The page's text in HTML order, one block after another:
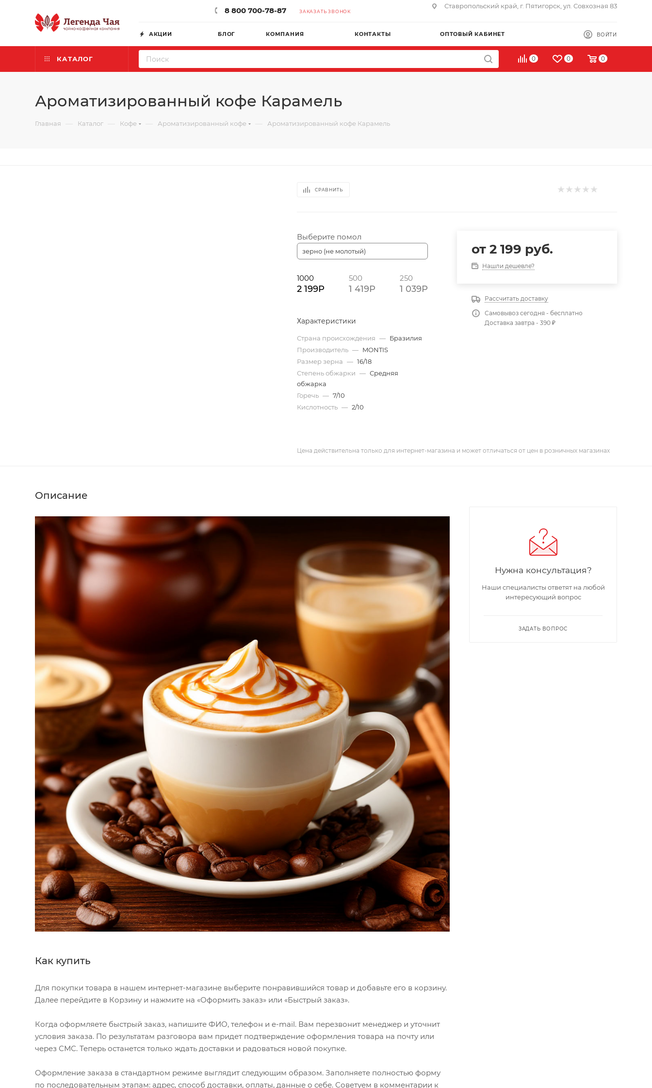
8 800 700-78-87 ЗАКАЗАТЬ ЗВОНОК
Ставропольский край, г. Пятигорск, ул. Совхозная 83
АКЦИИ БЛОГ КОМПАНИЯ КОНТАКТЫ ОПТОВЫЙ КАБИНЕТ ВОЙТИ
0 0 0
КАТАЛОГ
Ароматизированный кофе Карамель
Главная — Каталог — Кофе — Ароматизированный кофе — Ароматизированный кофе Карамель
СРАВНИТЬ
Выберите помол
зерно (не молотый)
1000
2 199P
500
1 419P
250
1 039P
Характеристики
Страна происхождения — Бразилия
Производитель — MONTIS
Размер зерна — 16/18
Степень обжарки — Средняя
обжарка
Горечь — 7/10
Кислотность — 2/10
от 2 199 руб.
Нашли дешевле?
Рассчитать доставку
Самовывоз сегодня - бесплатно
Доставка завтра - 390 ₽
Цена действительна только для интернет-магазина и может отличаться от цен в розничных магазинах
Описание
Как купить
Для покупки товара в нашем интернет-магазине выберите понравившийся товар и добавьте его в корзину.
Далее перейдите в Корзину и нажмите на «Оформить заказ» или «Быстрый заказ».
Когда оформляете быстрый заказ, напишите ФИО, телефон и e-mail. Вам перезвонит менеджер и уточнит
условия заказа. По результатам разговора вам придет подтверждение оформления товара на почту или
через СМС. Теперь останется только ждать доставки и радоваться новой покупке.
Оформление заказа в стандартном режиме выглядит следующим образом. Заполняете полностью форму
по последовательным этапам: адрес, способ доставки, оплаты, данные о себе. Советуем в комментарии к
Нужна консультация?
Наши специалисты ответят на любой
интересующий вопрос
ЗАДАТЬ ВОПРОС